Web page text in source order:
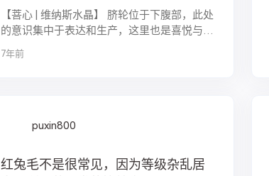
【菩心 | 维纳斯水晶】 脐轮位于下腹部，此处
的意识集中于表达和生产，这里也是喜悦与欢
愉感生起之处，当脐轮收放自如和谐时，我们
享受生活敞开心扉，接受自己，也接受他人的
7年前
puxin800
红兔毛不是很常见，因为等级杂乱居